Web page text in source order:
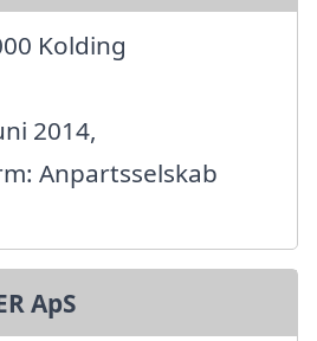
Kolding
2014,
Anpartsselskab
ApS